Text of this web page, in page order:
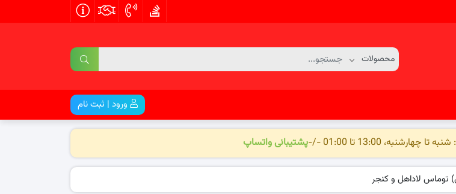
ورود | ثبت نام
13:00 تا 01:00 -/- پشتیبانی واتساپ
توماس لاداهل و کنجر